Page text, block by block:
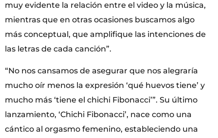
muy evidente la relación entre el video y la música,
mientras que en otras ocasiones buscamos algo
más conceptual, que amplifique las intenciones de
las letras de cada canción”.
“No nos cansamos de asegurar que nos alegraría
mucho oír menos la expresión ‘qué huevos tiene’ y
mucho más ‘tiene el chichi Fibonacci’”. Su último
lanzamiento, ‘Chichi Fibonacci’, nace como una
cántico al orgasmo femenino, estableciendo una